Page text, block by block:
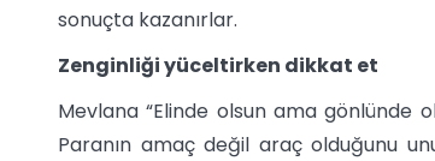
sonuçta kazanırlar.
Zenginliği yüceltirken dikkat et
Mevlana “Elinde olsun ama gönlünde
Paranın amaç değil araç olduğunu